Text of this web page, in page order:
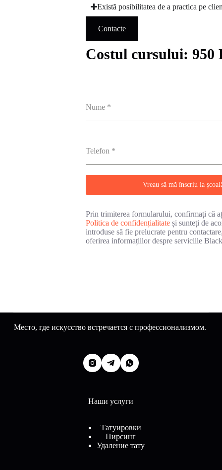
Există posibilitatea de a practica pe
Contacte
Costul cursului: 950
Nume *
Telefon *
Vreau să mă înscriu la
Prin trimiterea formularului, confirmați că
Politica de confidențialitateși sunteți de
introduse să fie prelucrate pentru
oferirea informațiilor despre serviciile
Место, где искусство встречается с профессионализмом.
Наши услуги
Татуировки
Пирсинг
Удаление тату